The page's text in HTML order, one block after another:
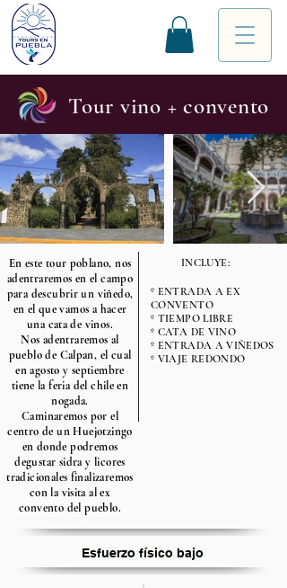
Tour vino + convento
En este tour poblano, nos
adentraremos en el campo
para descubrir un viñedo,
en el que vamos a hacer
una cata de vinos.
Nos adentraremos al
pueblo de Calpan, el cual
en agosto y septiembre
tiene la feria del chile en
nogada.
Caminaremos por el
centro de un Huejotzingo
en donde podremos
degustar sidra y licores
tradicionales finalizaremos
con la visita al ex
convento del pueblo.
INCLUYE:
º ENTRADA A EX
CONVENTO
º TIEMPO LIBRE
º CATA DE VINO
º ENTRADA A VIÑEDOS
º VIAJE REDONDO
Esfuerzo físico bajo